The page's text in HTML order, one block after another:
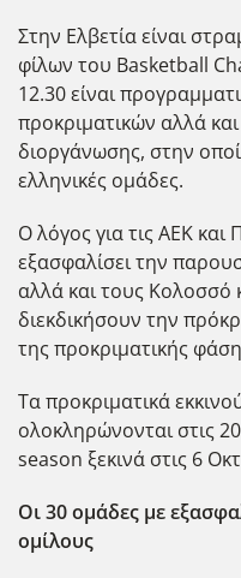
Στην Ελβετία είναι
φίλων του Basketball
12.30 είναι
προκριματικών αλλά
διοργάνωσης, στην
ελληνικές ομάδες.
Ο λόγος για τις ΑΕΚ και
εξασφαλίσει την
αλλά και τους
διεκδικήσουν την
της προκριματικής
Τα προκριματικά
ολοκληρώνονται στις
season ξεκινά στις 6
Οι 30 ομάδες με
ομίλους